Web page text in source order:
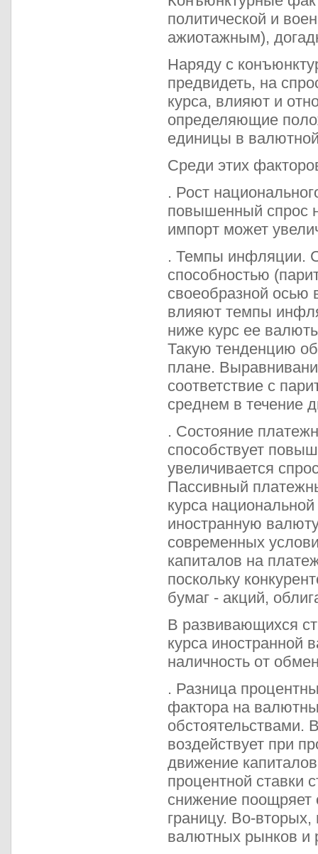
политической и
ажиотажным),
Наряду с
предвидеть, на
курса, влияют и
определяющие
единицы в
Среди этих
. Рост
повышенный спрос
импорт может
. Темпы инфляции.
способностью
своеобразной осью
влияют темпы
ниже курс ее
Такую тенденцию
плане.
соответствие с
среднем в течение
. Состояние
способствует
увеличивается
Пассивный
курса
иностранную
современных
капиталов на
поскольку
бумаг - акций,
В развивающихся
курса иностранной
наличность от
. Разница
фактора на
обстоятельствами.
воздействует при
движение
процентной ставки
снижение поощряет
границу. Во-
валютных рынков и